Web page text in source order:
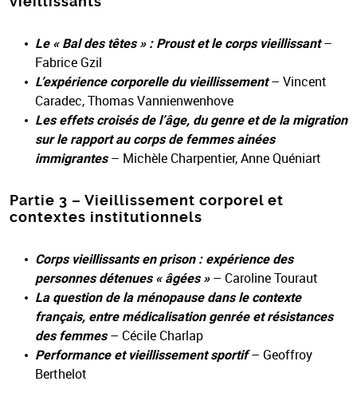
Le « Bal des têtes » : Proust et le corps vieillissant–
Fabrice Gzil
L’expérience corporelle du vieillissement– Vincent
Caradec, Thomas Vannienwenhove
Les effets croisés de l’âge, du genre et de la migration
sur le rapport au corps de femmes ainées
immigrantes– Michèle Charpentier, Anne Quéniart
Partie 3 – Vieillissement corporel et
contextes institutionnels
Corps vieillissants en prison : expérience des
personnes détenues « âgées » – Caroline Touraut
La question de la ménopause dans le contexte
français, entre médicalisation genrée et résistances
des femmes – Cécile Charlap
Performance et vieillissement sportif – Geoffroy
Berthelot